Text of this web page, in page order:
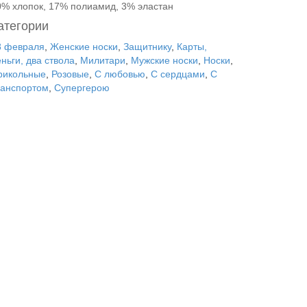
хлопок, 17% полиамид, 3% эластан
февраля Женские носки Защитнику, Карты,
два ствола
Милитари Мужские носки Носки
Розовые С любовью С сердцами С
Супергерою